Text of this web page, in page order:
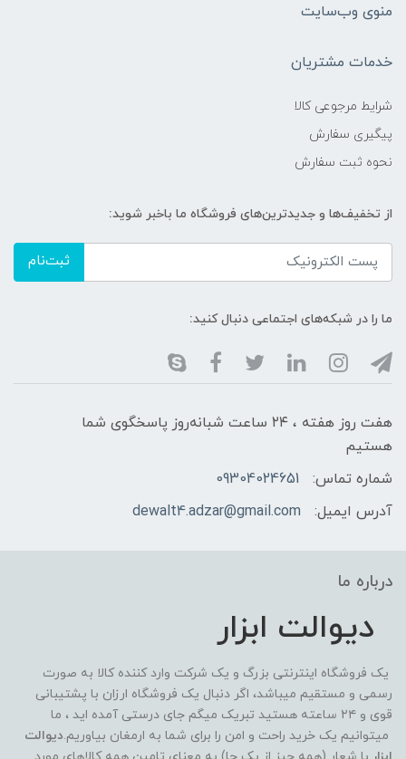
منوی وب‌سایت
خدمات مشتریان
شرایط مرجوعی کالا
پیگیری سفارش
نحوه ثبت سفارش
از تخفیف‌ها و جدیدترین‌های فروشگاه ما باخبر شوید:
ثبت‌نام
ما را در شبکه‌های اجتماعی دنبال کنید:
هفت روز هفته ، ۲۴ ساعت شبانه‌روز پاسخگوی شما
هستیم
شماره تماس:
09304024651
آدرس ایمیل:
dewalt4.adzar@gmail.com
درباره ما
دیوالت ابزار
یک فروشگاه اینترنتی بزرگ و یک شرکت وارد کننده کالا به صورت
رسمی و مستقیم میباشد، اگر دنبال یک فروشگاه ارزان با پشتیبانی
قوی و ۲۴ ساعته هستید تبریک میگم جای درستی آمده اید ، ما
میتوانیم یک خرید راحت و امن را برای شما به ارمغان بیاوریم.دیوالت